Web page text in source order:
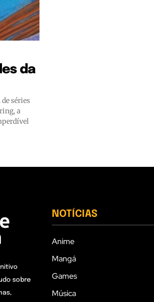
da
séries
a
sobre
NOTÍCIAS
Anime
Mangá
Games
Música